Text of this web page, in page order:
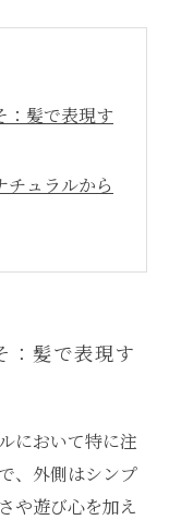
：髪で表現す
ュラルから
を長持ちさ
ーで魅力を
：髪で表現す
において特に注
、外側はシンプ
や遊び心を加え